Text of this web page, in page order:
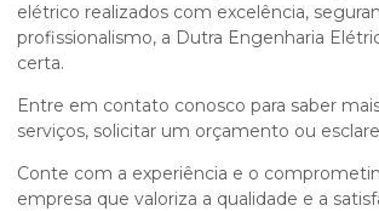
elétrico realizados com excelência,
profissionalismo, a Dutra Engenharia
certa.
Entre em contato conosco para saber
serviços, solicitar um orçamento ou
Conte com a experiência e o
empresa que valoriza a qualidade e a